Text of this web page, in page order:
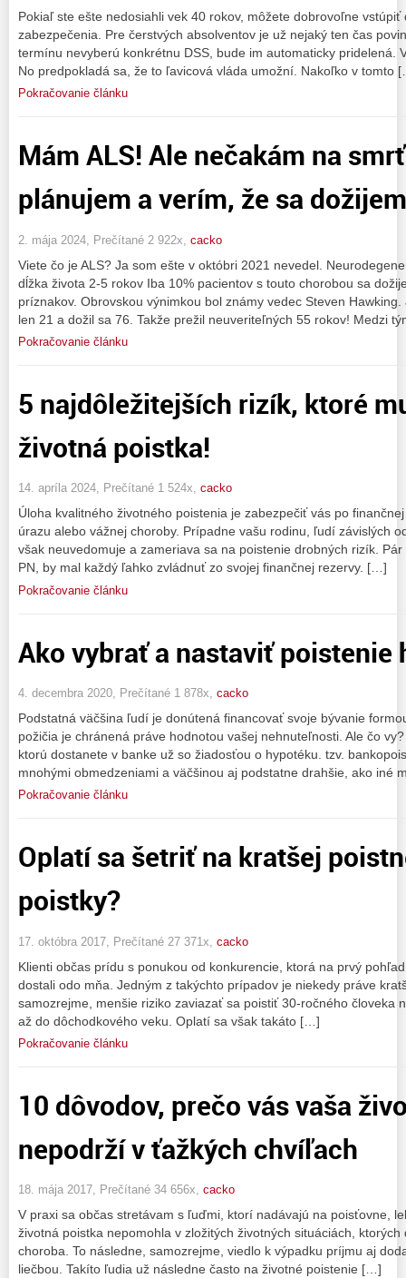
Pokiaľ ste ešte nedosiahli vek 40 rokov, môžete dobrovoľne
zabezpečenia. Pre čerstvých absolventov je už nejaký ten čas
termínu nevyberú konkrétnu DSS, bude im automaticky pridelená.
No predpokladá sa, že to ľavicová vláda umožní. Nakoľko v tomto
Pokračovanie článku
Mám ALS! Ale nečakám na
plánujem a verím, že sa
2. mája 2024, Prečítané 2 922x, cacko
Viete čo je ALS? Ja som ešte v októbri 2021 nevedel.
dĺžka života 2-5 rokov Iba 10% pacientov s touto chorobou sa
príznakov. Obrovskou výnimkou bol známy vedec Steven
len 21 a dožil sa 76. Takže prežil neuveriteľných 55 rokov! Medzi
Pokračovanie článku
5 najdôležitejších rizík, ktoré
životná poistka!
14. apríla 2024, Prečítané 1 524x, cacko
Úloha kvalitného životného poistenia je zabezpečiť vás po
úrazu alebo vážnej choroby. Prípadne vašu rodinu, ľudí závislých
však neuvedomuje a zameriava sa na poistenie drobných rizík.
PN, by mal každý ľahko zvládnuť zo svojej finančnej rezervy. […]
Pokračovanie článku
Ako vybrať a nastaviť poistenie
4. decembra 2020, Prečítané 1 878x, cacko
Podstatná väčšina ľudí je donútená financovať svoje bývanie
požičia je chránená práve hodnotou vašej nehnuteľnosti. Ale čo
ktorú dostanete v banke už so žiadosťou o hypotéku. tzv.
mnohými obmedzeniami a väčšinou aj podstatne drahšie, ako iné
Pokračovanie článku
Oplatí sa šetriť na kratšej
poistky?
17. októbra 2017, Prečítané 27 371x, cacko
Klienti občas prídu s ponukou od konkurencie, ktorá na prvý
dostali odo mňa. Jedným z takýchto prípadov je niekedy práve
samozrejme, menšie riziko zaviazať sa poistiť 30-ročného človeka
až do dôchodkového veku. Oplatí sa však takáto […]
Pokračovanie článku
10 dôvodov, prečo vás vaša
nepodrží v ťažkých chvíľach
18. mája 2017, Prečítané 34 656x, cacko
V praxi sa občas stretávam s ľuďmi, ktorí nadávajú na poisťovne,
životná poistka nepomohla v zložitých životných situáciách,
choroba. To následne, samozrejme, viedlo k výpadku príjmu aj
liečbou. Takíto ľudia už následne často na životné poistenie […]